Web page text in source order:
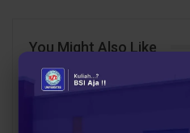
You Might Also Like
BERITA